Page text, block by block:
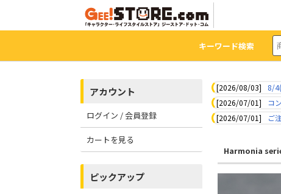
キーワード検索
アカウント
ログイン / 会員登録
カートを見る
ピックアップ
[2026/08/03]
8/
[2026/07/01]
コ
[2026/07/01]
ご
Harmonia